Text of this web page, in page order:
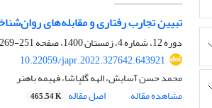
تبیین تجارب رفتاری و مقابله‌های
دوره 12، شماره 4، زمستان 1400، صفحه
251-269
10.22059/japr.2022.327642.643921
محمد حسن آسایش، الهه گلپاشا، فهیمه باهنر
مشاهده مقاله
اصل مقاله 465.54 K